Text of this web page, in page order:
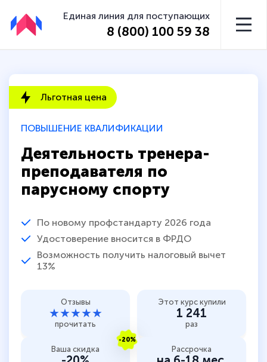
Единая линия для поступающих
8 (800) 100 59 38
ПОВЫШЕНИЕ КВАЛИФИКАЦИИ
Деятельность тренера-
преподавателя по
парусному спорту
По новому профстандарту 2026 года
Удостоверение вносится в ФРДО
Возможность получить налоговый вычет
13%
Льготная цена
Отзывы
★★★★★
прочитать
Этот курс купили
1 241
раз
-20%
Ваша скидка Рассрочка